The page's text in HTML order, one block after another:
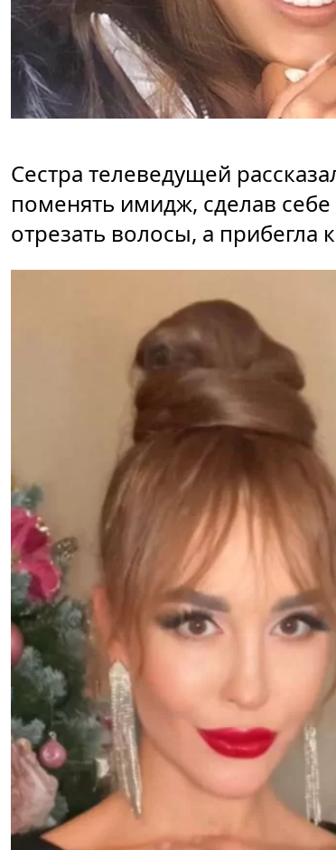
Сестра телеведущей
поменять имидж, сделав себе
отрезать волосы, а